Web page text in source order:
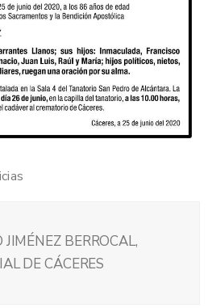
BERROCAL,
DE CÁCERES